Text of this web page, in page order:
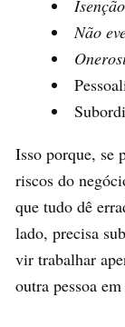
Não
Isso porque, se
riscos do
que tudo dê
lado, precisa
vir trabalhar
outra pessoa